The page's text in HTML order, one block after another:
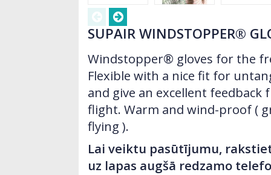
SUPAIR WINDSTOPPER®
Windstopper® gloves for the
Flexible with a nice fit for
and give an excellent
flight. Warm and wind-proof (
flying ).
Lai veiktu pasūtījumu,
uz lapas augšā redzamo